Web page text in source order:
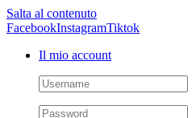
Salta al contenuto
FacebookInstagramTiktok
Il mio account